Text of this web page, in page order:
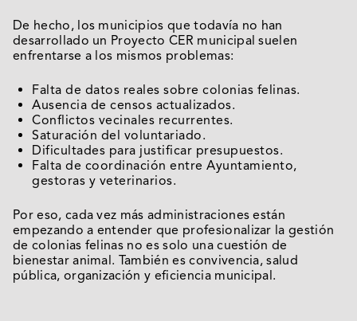
De hecho, los municipios que todavía no han
desarrollado un Proyecto CER municipal suelen
enfrentarse a los mismos problemas:
Falta de datos reales sobre colonias felinas.
Ausencia de censos actualizados.
Conflictos vecinales recurrentes.
Saturación del voluntariado.
Dificultades para justificar presupuestos.
Falta de coordinación entre Ayuntamiento,
gestoras y veterinarios.
Por eso, cada vez más administraciones están
empezando a entender que profesionalizar la gestión
de colonias felinas no es solo una cuestión de
bienestar animal. También es convivencia, salud
pública, organización y eficiencia municipal.